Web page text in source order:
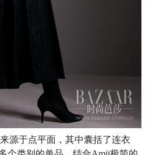
源于点平面，其中囊括了连衣